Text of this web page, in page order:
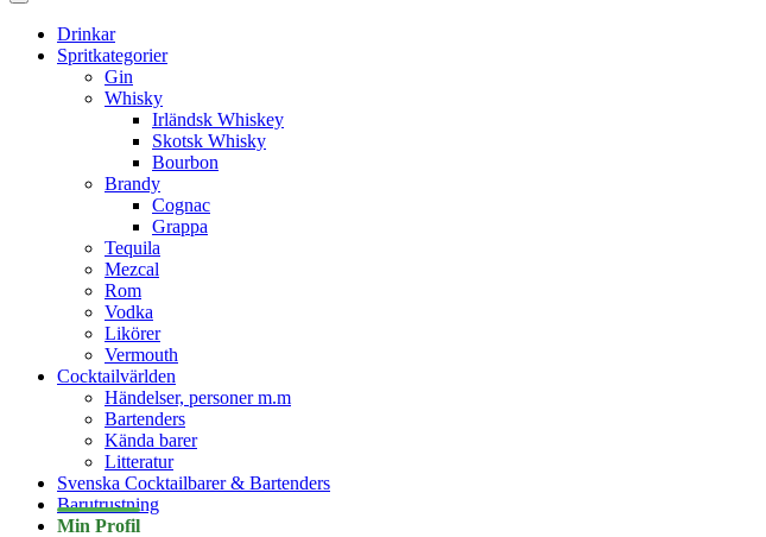
Drinkar
Spritkategorier
Gin
Whisky
Irländsk Whiskey
Skotsk Whisky
Bourbon
Brandy
Cognac
Grappa
Tequila
Mezcal
Rom
Vodka
Likörer
Vermouth
Cocktailvärlden
Händelser, personer m.m
Bartenders
Kända barer
Litteratur
Svenska Cocktailbarer & Bartenders
Barutrustning
Min Profil